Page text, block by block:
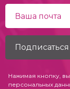
Нажимая кнопку,
персональных